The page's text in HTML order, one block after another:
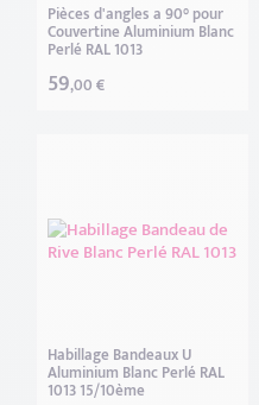
Pièces d'angles a 90° pour
Couvertine Aluminium Blanc
Perlé RAL 1013
59,00 €
Habillage Bandeaux U
Aluminium Blanc Perlé RAL
1013 15/10ème